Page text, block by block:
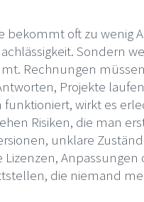
bekommt oft zu wenig
Sondern
Rechnungen
Projekte
funktioniert, wirkt es
Risiken, die man
unklare
Anpassungen
die niemand